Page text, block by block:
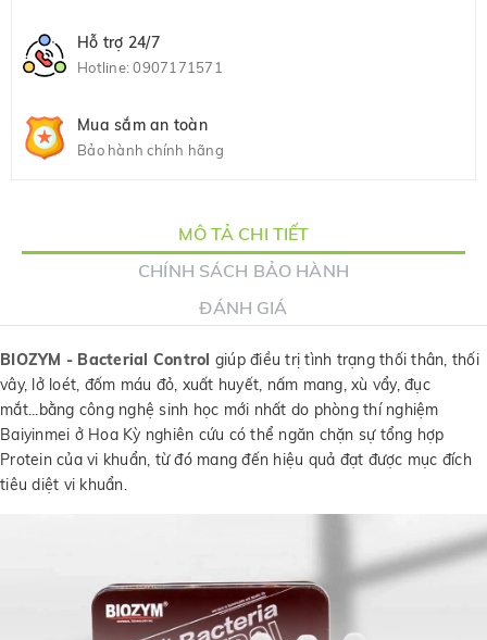
Hỗ trợ 24/7
Hotline:0907171571
Mua sắm an toàn
Bảo hành chính hãng
MÔ TẢ CHI TIẾT
CHÍNH SÁCH BẢO HÀNH
ĐÁNH GIÁ
BIOZYM - Bacterial Control giúp điều trị tình trạng thối thân, thối
vây, lở loét, đốm máu đỏ, xuất huyết, nấm mang, xù vẩy, đục
mắt...bằng công nghệ sinh học mới nhất do phòng thí nghiệm
Baiyinmei ở Hoa Kỳ nghiên cứu có thể ngăn chặn sự tổng hợp
Protein của vi khuẩn, từ đó mang đến hiệu quả đạt được mục đích
tiêu diệt vi khuẩn.